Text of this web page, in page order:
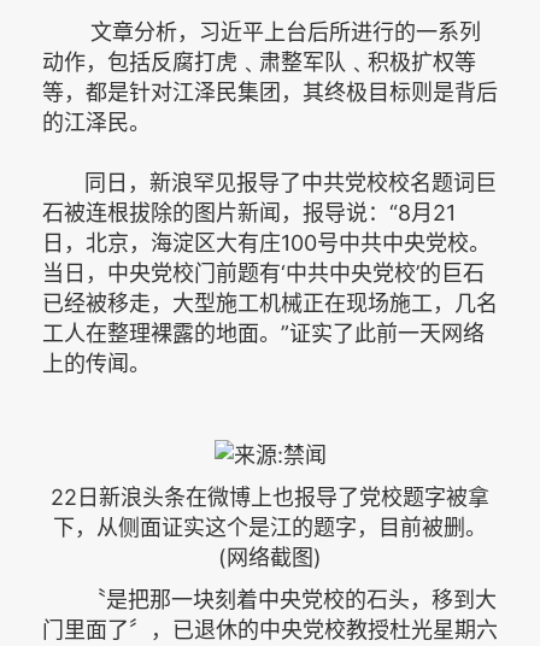
文章分析，习近平上台后所进行的一系列
动作，包括反腐打虎﹑肃整军队﹑积极扩权等
等，都是针对江泽民集团，其终极目标则是背后
的江泽民。
同日，新浪罕见报导了中共党校校名题词巨
石被连根拔除的图片新闻，报导说：“8月21
日，北京，海淀区大有庄100号中共中央党校。
当日，中央党校门前题有‘中共中央党校’的巨石
已经被移走，大型施工机械正在现场施工，几名
工人在整理裸露的地面。”证实了此前一天网络
上的传闻。
22日新浪头条在微博上也报导了党校题字被拿
下，从侧面证实这个是江的题字，目前被删。
(网络截图)
〝是把那一块刻着中央党校的石头，移到大
门里面了〞，已退休的中央党校教授杜光星期六